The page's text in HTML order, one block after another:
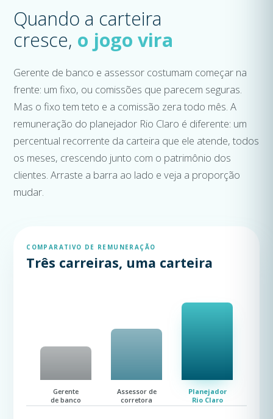
Quando a carteira
cresce, o jogo vira
Gerente de banco e assessor costumam começar na
frente: um fixo, ou comissões que parecem seguras.
Mas o fixo tem teto e a comissão zera todo mês. A
remuneração do planejador Rio Claro é diferente: um
percentual recorrente da carteira que ele atende, todos
os meses, crescendo junto com o patrimônio dos
clientes. Arraste a barra ao lado e veja a proporção
mudar.
COMPARATIVO DE REMUNERAÇÃO
Três carreiras, uma carteira
Gerente
de banco
Assessor de
corretora
Planejador
Rio Claro